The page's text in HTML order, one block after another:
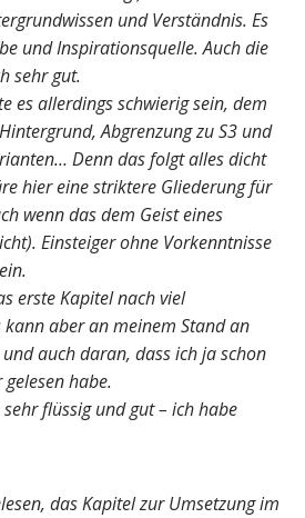
und Verständnis. Es
und Inspirationsquelle. Auch die
sehr gut.
es allerdings schwierig sein, dem
Abgrenzung zu S3 und
Denn das folgt alles dicht
hier eine striktere Gliederung für
wenn das dem Geist eines
Einsteiger ohne Vorkenntnisse
erste Kapitel nach viel
aber an meinem Stand an
auch daran, dass ich ja schon
habe.
flüssig und gut – ich habe
das Kapitel zur Umsetzung im